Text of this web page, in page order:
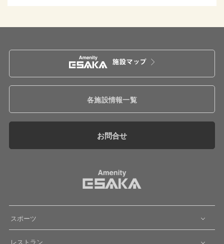
各施設情報一覧
お問合せ
スポーツ
レストラン